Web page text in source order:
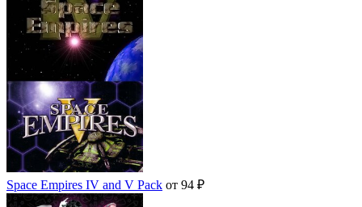
Space Empires IV and V Pack от 94 ₽